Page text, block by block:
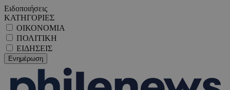
Ειδοποιήσεις
ΚΑΤΗΓΟΡΙΕΣ
ΟΙΚΟΝΟΜΙΑ
ΠΟΛΙΤΙΚΗ
ΕΙΔΗΣΕΙΣ